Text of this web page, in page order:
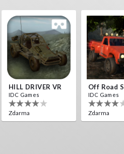
HILL DRIVER VR
IDC Games
Zdarma
IDC Games
Zdarma